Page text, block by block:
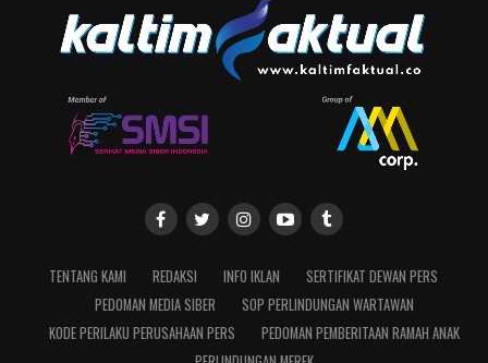
TENTANG KAMI REDAKSI INFO IKLAN
SERTIFIKAT DEWAN PERS
PEDOMAN MEDIA SIBER
SOP PERLINDUNGAN WARTAWAN
KODE PERILAKU PERUSAHAAN PERS
PEDOMAN PEMBERITAAN RAMAH ANAK